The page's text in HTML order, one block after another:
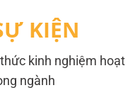
KIỆN
kinh nghiệm hoạt
ngành